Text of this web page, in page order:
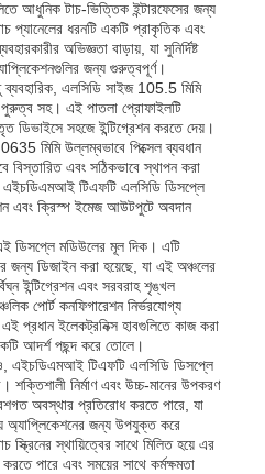
আধুনিক টাচ-ভিত্তিক ইন্টারফেসের জন্য
প্যানেলের ধরনটি একটি প্রাকৃতিক এবং
অভিজ্ঞতা বাড়ায়, যা সুনির্দিষ্ট
জন্য গুরুত্বপূর্ণ।
এলসিডি সাইজ 105.5 মিমি
পুরুত্ব সহ। এই পাতলা প্রোফাইলটি
ডিভাইসে সহজে ইন্টিগ্রেশন করতে দেয়।
মিমি উল্লম্বভাবে পিক্সেল ব্যবধান
বিস্তারিত এবং সঠিকভাবে স্থাপন করা
এইচডিএমআই টিএফটি এলসিডি ডিসপ্লে
এবং ক্রিস্প ইমেজ আউটপুটে অবদান
ডিসপ্লে মডিউলের মূল দিক। এটি
জন্য ডিজাইন করা হয়েছে, যা এই অঞ্চলের
ইন্টিগ্রেশন এবং সরবরাহ শৃঙ্খল
পোর্ট কনফিগারেশন নির্ভরযোগ্য
এই প্রধান ইলেকট্রনিক্স হাবগুলিতে কাজ করা
আদর্শ পছন্দ করে তোলে।
এইচডিএমআই টিএফটি এলসিডি ডিসপ্লে
শক্তিশালী নির্মাণ এবং উচ্চ-মানের উপকরণ
অবস্থার প্রতিরোধ করতে পারে, যা
অ্যাপ্লিকেশনের জন্য উপযুক্ত করে
স্ক্রিনের স্থায়িত্বের সাথে মিলিত হয়ে এর
পারে এবং সময়ের সাথে কর্মক্ষমতা